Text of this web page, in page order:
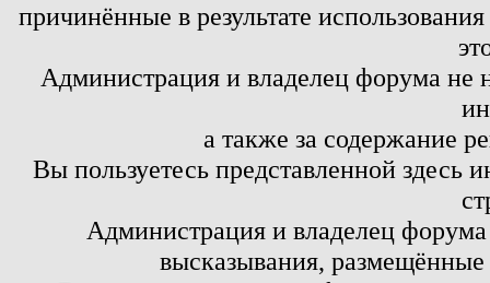
причинённые в результате
Администрация и владелец форума не
а также за содержание
Вы пользуетесь представленной здесь
Администрация и владелец
высказывания,